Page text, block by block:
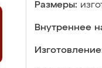
Размеры:
Внутреннее